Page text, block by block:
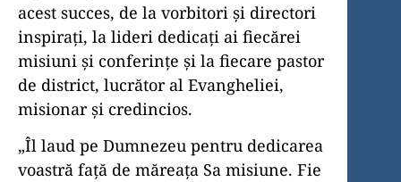
acest succes, de la vorbitori și directori
inspirați, la lideri dedicați ai fiecărei
misiuni și conferințe și la fiecare pastor
de district, lucrător al Evangheliei,
misionar și credincios.
„Îl laud pe Dumnezeu pentru dedicarea
voastră față de măreața Sa misiune. Fie